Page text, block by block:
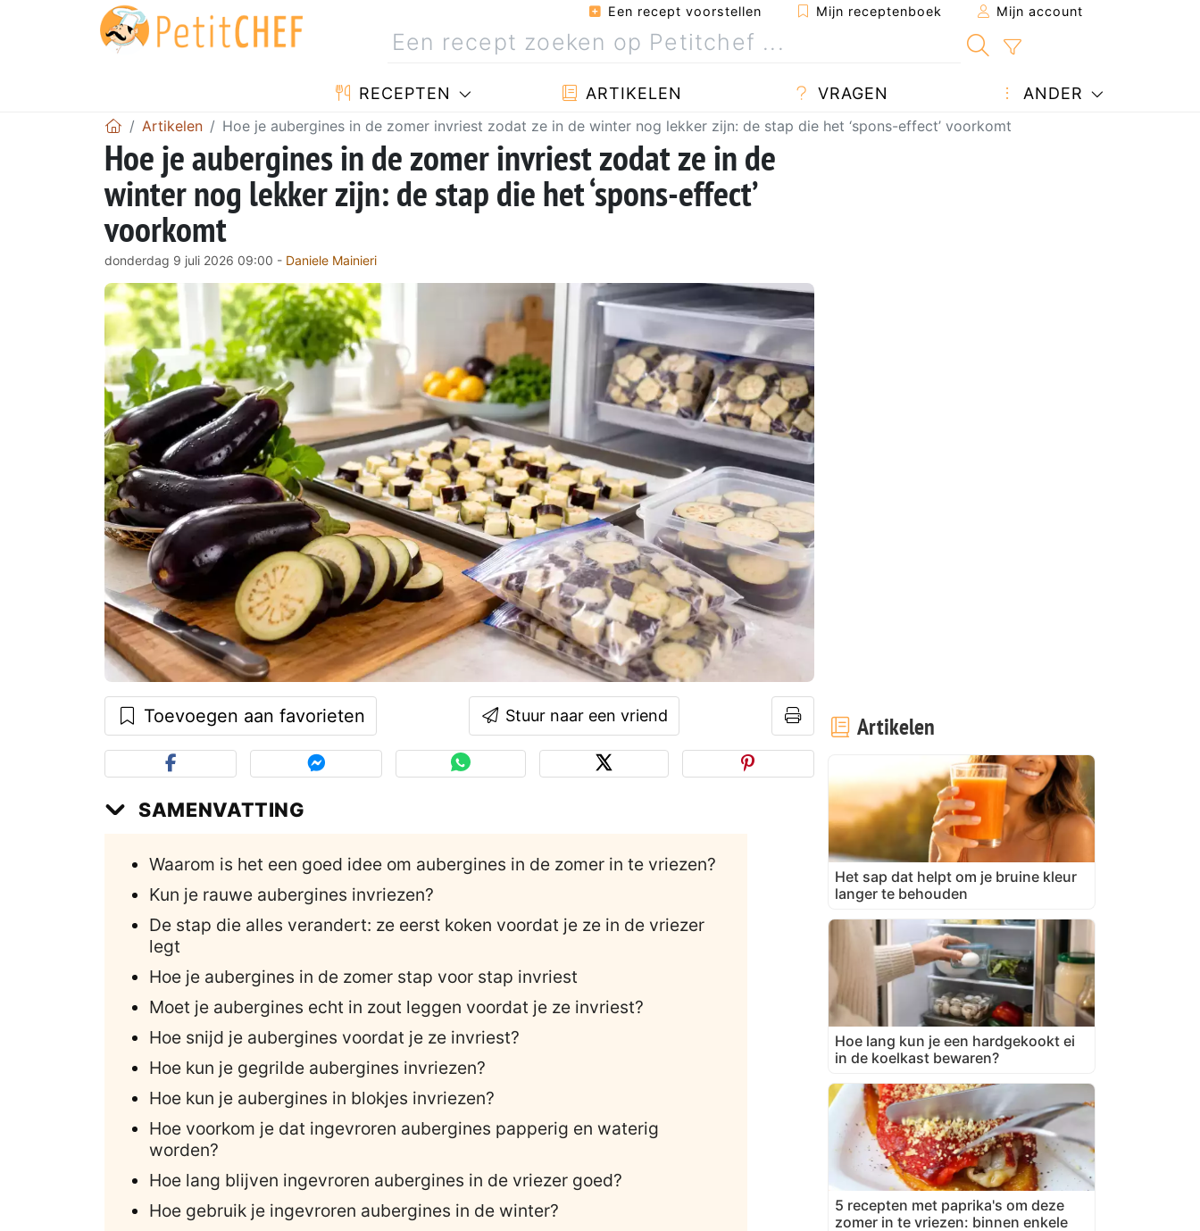
Een recept voorstellen Mijn receptenboek Mijn account
RECEPTEN ARTIKELEN VRAGEN ANDER
Artikelen Hoe je aubergines in de zomer invriest zodat ze in de winter nog lekker zijn: de stap die het ‘spons-effect’ voorkomt
Hoe je aubergines in de zomer invriest zodat ze in de
winter nog lekker zijn: de stap die het ‘spons-effect’
voorkomt
donderdag 9 juli 2026 09:00 - Daniele Mainieri
Toevoegen aan favorieten Stuur naar een vriend
SAMENVATTING
Waarom is het een goed idee om aubergines in de zomer in te vriezen?
Kun je rauwe aubergines invriezen?
De stap die alles verandert: ze eerst koken voordat je ze in de vriezer
legt
Hoe je aubergines in de zomer stap voor stap invriest
Moet je aubergines echt in zout leggen voordat je ze invriest?
Hoe snijd je aubergines voordat je ze invriest?
Hoe kun je gegrilde aubergines invriezen?
Hoe kun je aubergines in blokjes invriezen?
Hoe voorkom je dat ingevroren aubergines papperig en waterig
worden?
Hoe lang blijven ingevroren aubergines in de vriezer goed?
Hoe gebruik je ingevroren aubergines in de winter?
Artikelen
Het sap dat helpt om je bruine kleur
langer te behouden
Hoe lang kun je een hardgekookt ei
in de koelkast bewaren?
5 recepten met paprika's om deze
zomer in te vriezen: binnen enkele